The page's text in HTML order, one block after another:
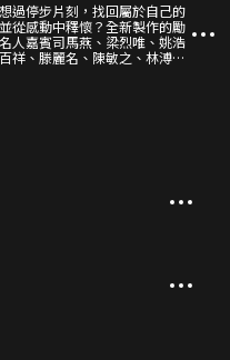
過停步片刻，找回屬於自己的
從感動中釋懷？全新製作的勵
人嘉賓司馬燕、梁烈唯、姚浩
祥、滕麗名、陳敏之、林溥
啟發及感受。幾分鐘的小故
、他，頓悟影響一生的大哲